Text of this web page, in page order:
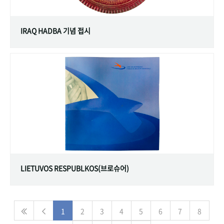
IRAQ HADBA 기념 접시
LIETUVOS RESPUBLKOS(브로슈어)
1 2 3 4 5 6 7 8